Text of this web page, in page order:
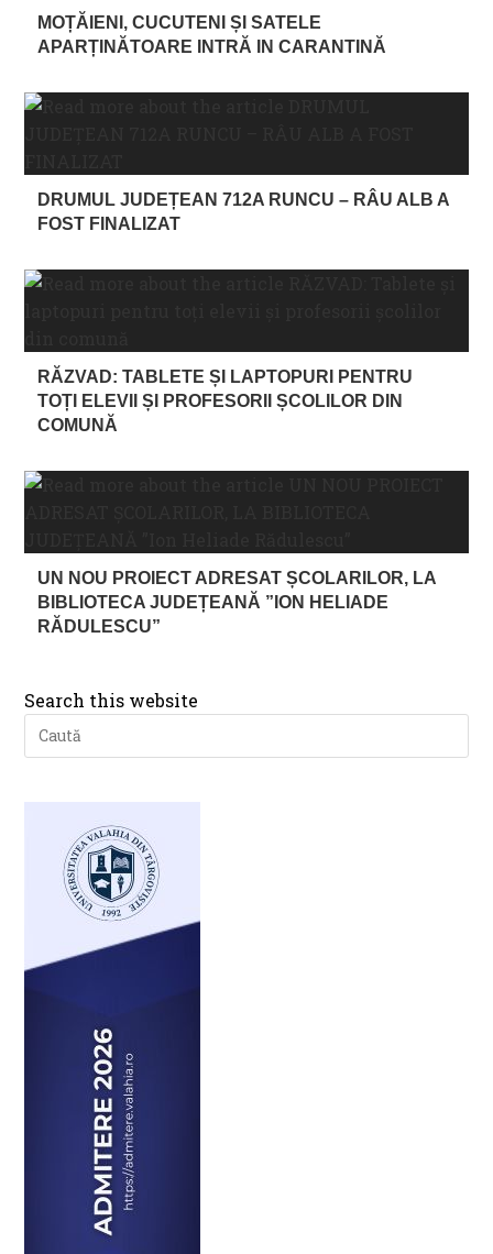
MOȚĂIENI, CUCUTENI ȘI SATELE
APARȚINĂTOARE INTRĂ IN CARANTINĂ
DRUMUL JUDEȚEAN 712A RUNCU – RÂU ALB A
FOST FINALIZAT
RĂZVAD: TABLETE ȘI LAPTOPURI PENTRU
TOȚI ELEVII ȘI PROFESORII ȘCOLILOR DIN
COMUNĂ
UN NOU PROIECT ADRESAT ȘCOLARILOR, LA
BIBLIOTECA JUDEȚEANĂ ”ION HELIADE
RĂDULESCU”
Search this website